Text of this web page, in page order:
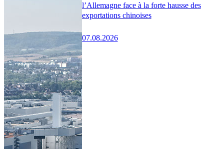
l’Allemagne face à la forte hausse des
exportations chinoises
07.08.2026